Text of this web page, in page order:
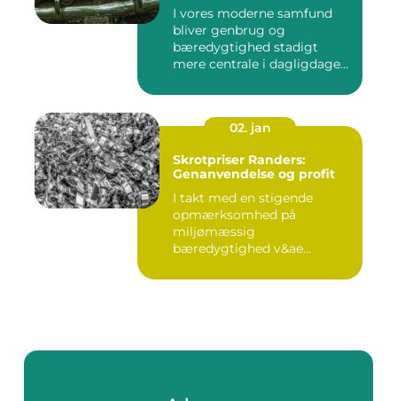
I vores moderne samfund
bliver genbrug og
bæredygtighed stadigt
mere centrale i dagligdagen.
02. jan
Skrotpriser Randers:
Genanvendelse og profit
I takt med en stigende
opmærksomhed på
miljømæssig
bæredygtighed v&ae...